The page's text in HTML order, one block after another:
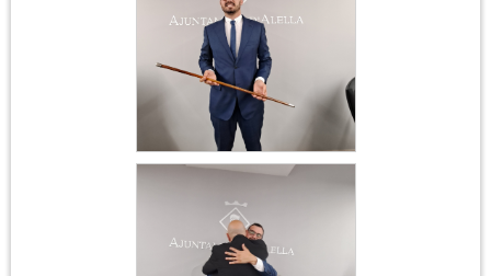
Constitució
Ajuntament 17 de juny
2023